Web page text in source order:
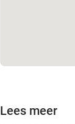
Lees meer